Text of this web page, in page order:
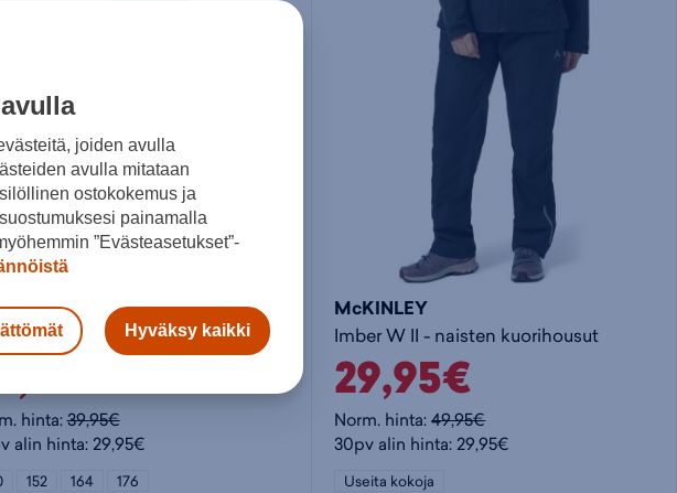
t
k
o
a
r
i
y
h
t
e
II SHL - lasten kuoritakki
hinta:39,95€
alin hinta: 29,95€
152 164 176
McKINLEY
Imber W II - naisten kuorihousut
29,95€
Norm. hinta:49,95€
30pv alin hinta: 29,95€
Useita kokoja
joiden avulla
avulla mitataan
ostokokemus ja
painamalla
”Evästeasetukset”-
Hyväksy kaikki